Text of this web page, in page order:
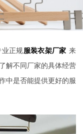
业正规服装衣架厂家 来
解不同厂家的具体经营
中是否能提供更好的服